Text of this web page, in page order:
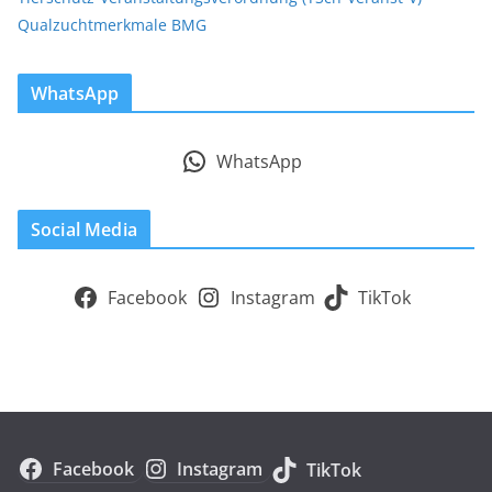
Qualzuchtmerkmale BMG
WhatsApp
WhatsApp
Social Media
Facebook Instagram TikTok
Facebook Instagram TikTok